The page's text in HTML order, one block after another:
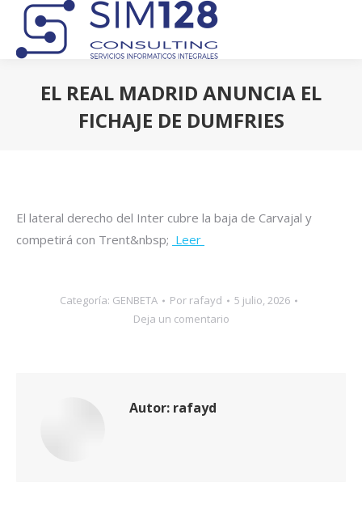
EL REAL MADRID ANUNCIA EL
FICHAJE DE DUMFRIES
El lateral derecho del Inter cubre la baja de Carvajal y
competirá con Trent&nbsp; Leer
Categoría: GENBETA Por rafayd
5 julio, 2026
Deja un comentario
Autor: rafayd